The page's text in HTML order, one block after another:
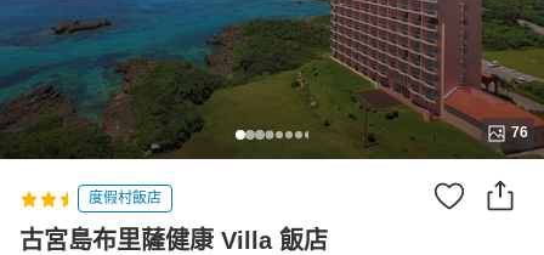
76
度假村飯店
古宮島布里薩健康 Villa 飯店